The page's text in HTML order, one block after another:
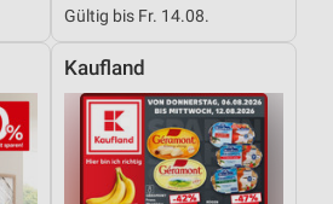
Gültig bis Fr. 14.08.
Kaufland